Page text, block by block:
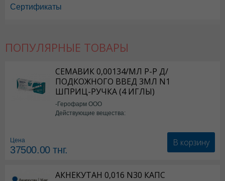
Сертификаты
ПОПУЛЯРНЫЕ ТОВАРЫ
СЕМАВИК 0,00134/МЛ Р-Р Д/
ПОДКОЖНОГО ВВЕД 3МЛ N1
ШПРИЦ-РУЧКА (4 ИГЛЫ)
-Герофарм ООО
Действующие вещества:
Цена
37500.00тнг.
В корзину
АКНЕКУТАН 0,016 N30 КАПС